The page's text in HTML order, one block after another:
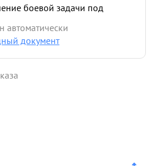
боевой задачи под
года тов. ПОДЗОЛКА
полка
огневых налетов
автоматически
документ